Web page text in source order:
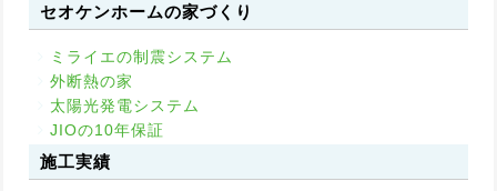
セオケンホームの家づくり
ミライエの制震システム
外断熱の家
太陽光発電システム
JIOの10年保証
施工実績